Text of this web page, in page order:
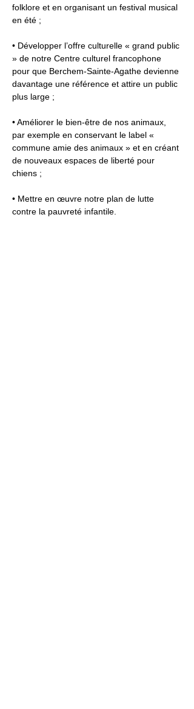
folklore et en organisant un festival musical
en été ;
• Développer l’offre culturelle « grand public
» de notre Centre culturel francophone
pour que Berchem-Sainte-Agathe devienne
davantage une référence et attire un public
plus large ;
• Améliorer le bien-être de nos animaux,
par exemple en conservant le label «
commune amie des animaux » et en créant
de nouveaux espaces de liberté pour
chiens ;
• Mettre en œuvre notre plan de lutte
contre la pauvreté infantile.